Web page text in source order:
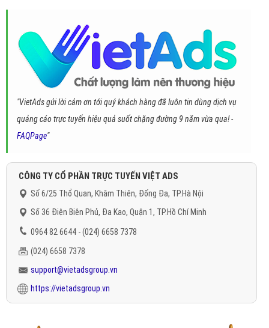
"VietAds gửi lời cảm ơn tới quý khách hàng đã luôn tin dùng dịch vụ
quảng cáo trực tuyến hiệu quả suốt chặng đường 9 năm vừa qua! -
FAQPage"
CÔNG TY CỔ PHẦN TRỰC TUYẾN VIỆT ADS
Số 6/25 Thổ Quan, Khâm Thiên, Đống Đa, TP.Hà Nội
Số 36 Điện Biên Phủ, Đa Kao, Quận 1, TP.Hồ Chí Minh
0964 82 6644 - (024) 6658 7378
(024) 6658 7378
support@vietadsgroup.vn
https://vietadsgroup.vn